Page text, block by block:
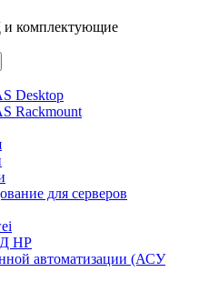
комплектующие
Desktop
Rackmount
для серверов
HP
автоматизации (АСУ